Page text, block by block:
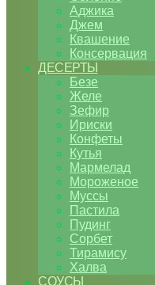
Аджика
Джем
Квашение
Консервация
ДЕСЕРТЫ
Безе
Желе
Зефир
Ириски
Конфеты
Кутья
Мармелад
Мороженое
Муссы
Пастила
Пудинг
Сорбет
Тирамису
Халва
СОУСЫ